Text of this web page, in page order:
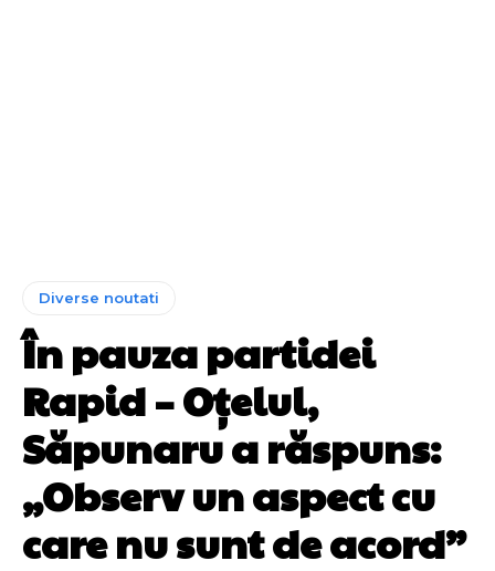
Diverse noutati
În pauza partidei
Rapid – Oțelul,
Săpunaru a răspuns:
„Observ un aspect cu
care nu sunt de acord”